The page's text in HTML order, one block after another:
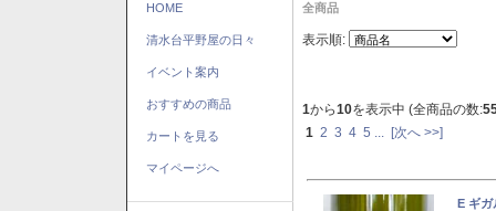
HOME
清水台平野屋の日々
イベント案内
おすすめの商品
カートを見る
マイページへ
全商品
表示順:
1から10を表示中 (全商品の数:
1 2 3 4 5 [次へ >>]
E ギ